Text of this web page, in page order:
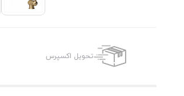
تحویل اکسپرس